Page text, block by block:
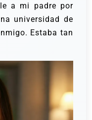
a mi padre por
universidad de
Estaba tan